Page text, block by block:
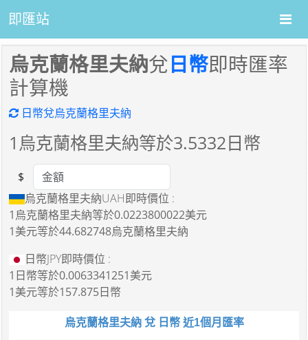
即匯站
烏克蘭格里夫納兌日幣即時匯率
計算機
日幣兌烏克蘭格里夫納
1 烏克蘭格里夫納等於3.5332日幣
Amount
$
烏克蘭格里夫納UAH即時價位 :
1烏克蘭格里夫納等於0.0223800022美元
1美元等於44.682748烏克蘭格里夫納
日幣JPY即時價位 :
1日幣等於0.0063341251美元
1美元等於157.875日幣
烏克蘭格里夫納 兌 日幣 近1個月匯率